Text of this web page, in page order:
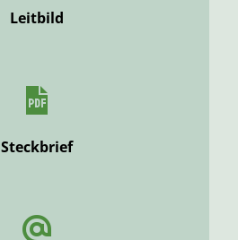
Leitbild
Steckbrief